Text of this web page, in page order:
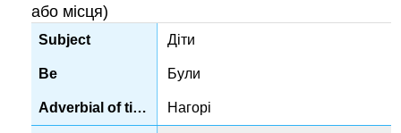
або місця)
Діти
Були
Нагорі